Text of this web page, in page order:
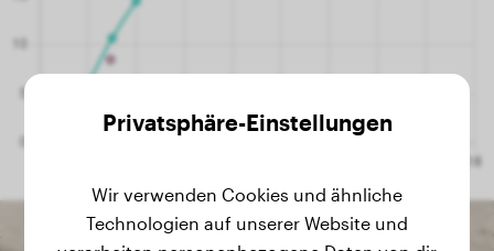
Privatsphäre-Einstellungen
Wir verwenden Cookies und ähnliche
Technologien auf unserer Website und